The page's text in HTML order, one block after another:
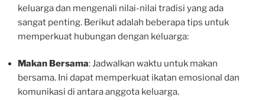
keluarga dan mengenali nilai-nilai tradisi yang ada
sangat penting. Berikut adalah beberapa tips untuk
memperkuat hubungan dengan keluarga:
Makan Bersama: Jadwalkan waktu untuk makan
bersama. Ini dapat memperkuat ikatan emosional dan
komunikasi di antara anggota keluarga.